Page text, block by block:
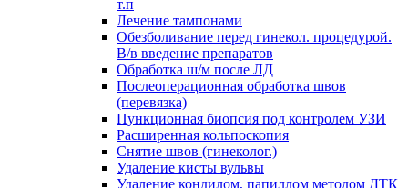
т.п
Лечение тампонами
Обезболивание перед гинекол. процедурой.
В/в введение препаратов
Обработка ш/м после ЛД
Послеоперационная обработка швов
(перевязка)
Пункционная биопсия под контролем УЗИ
Расширенная кольпоскопия
Снятие швов (гинеколог.)
Удаление кисты вульвы
Удаление кондилом, папиллом методом ДТК